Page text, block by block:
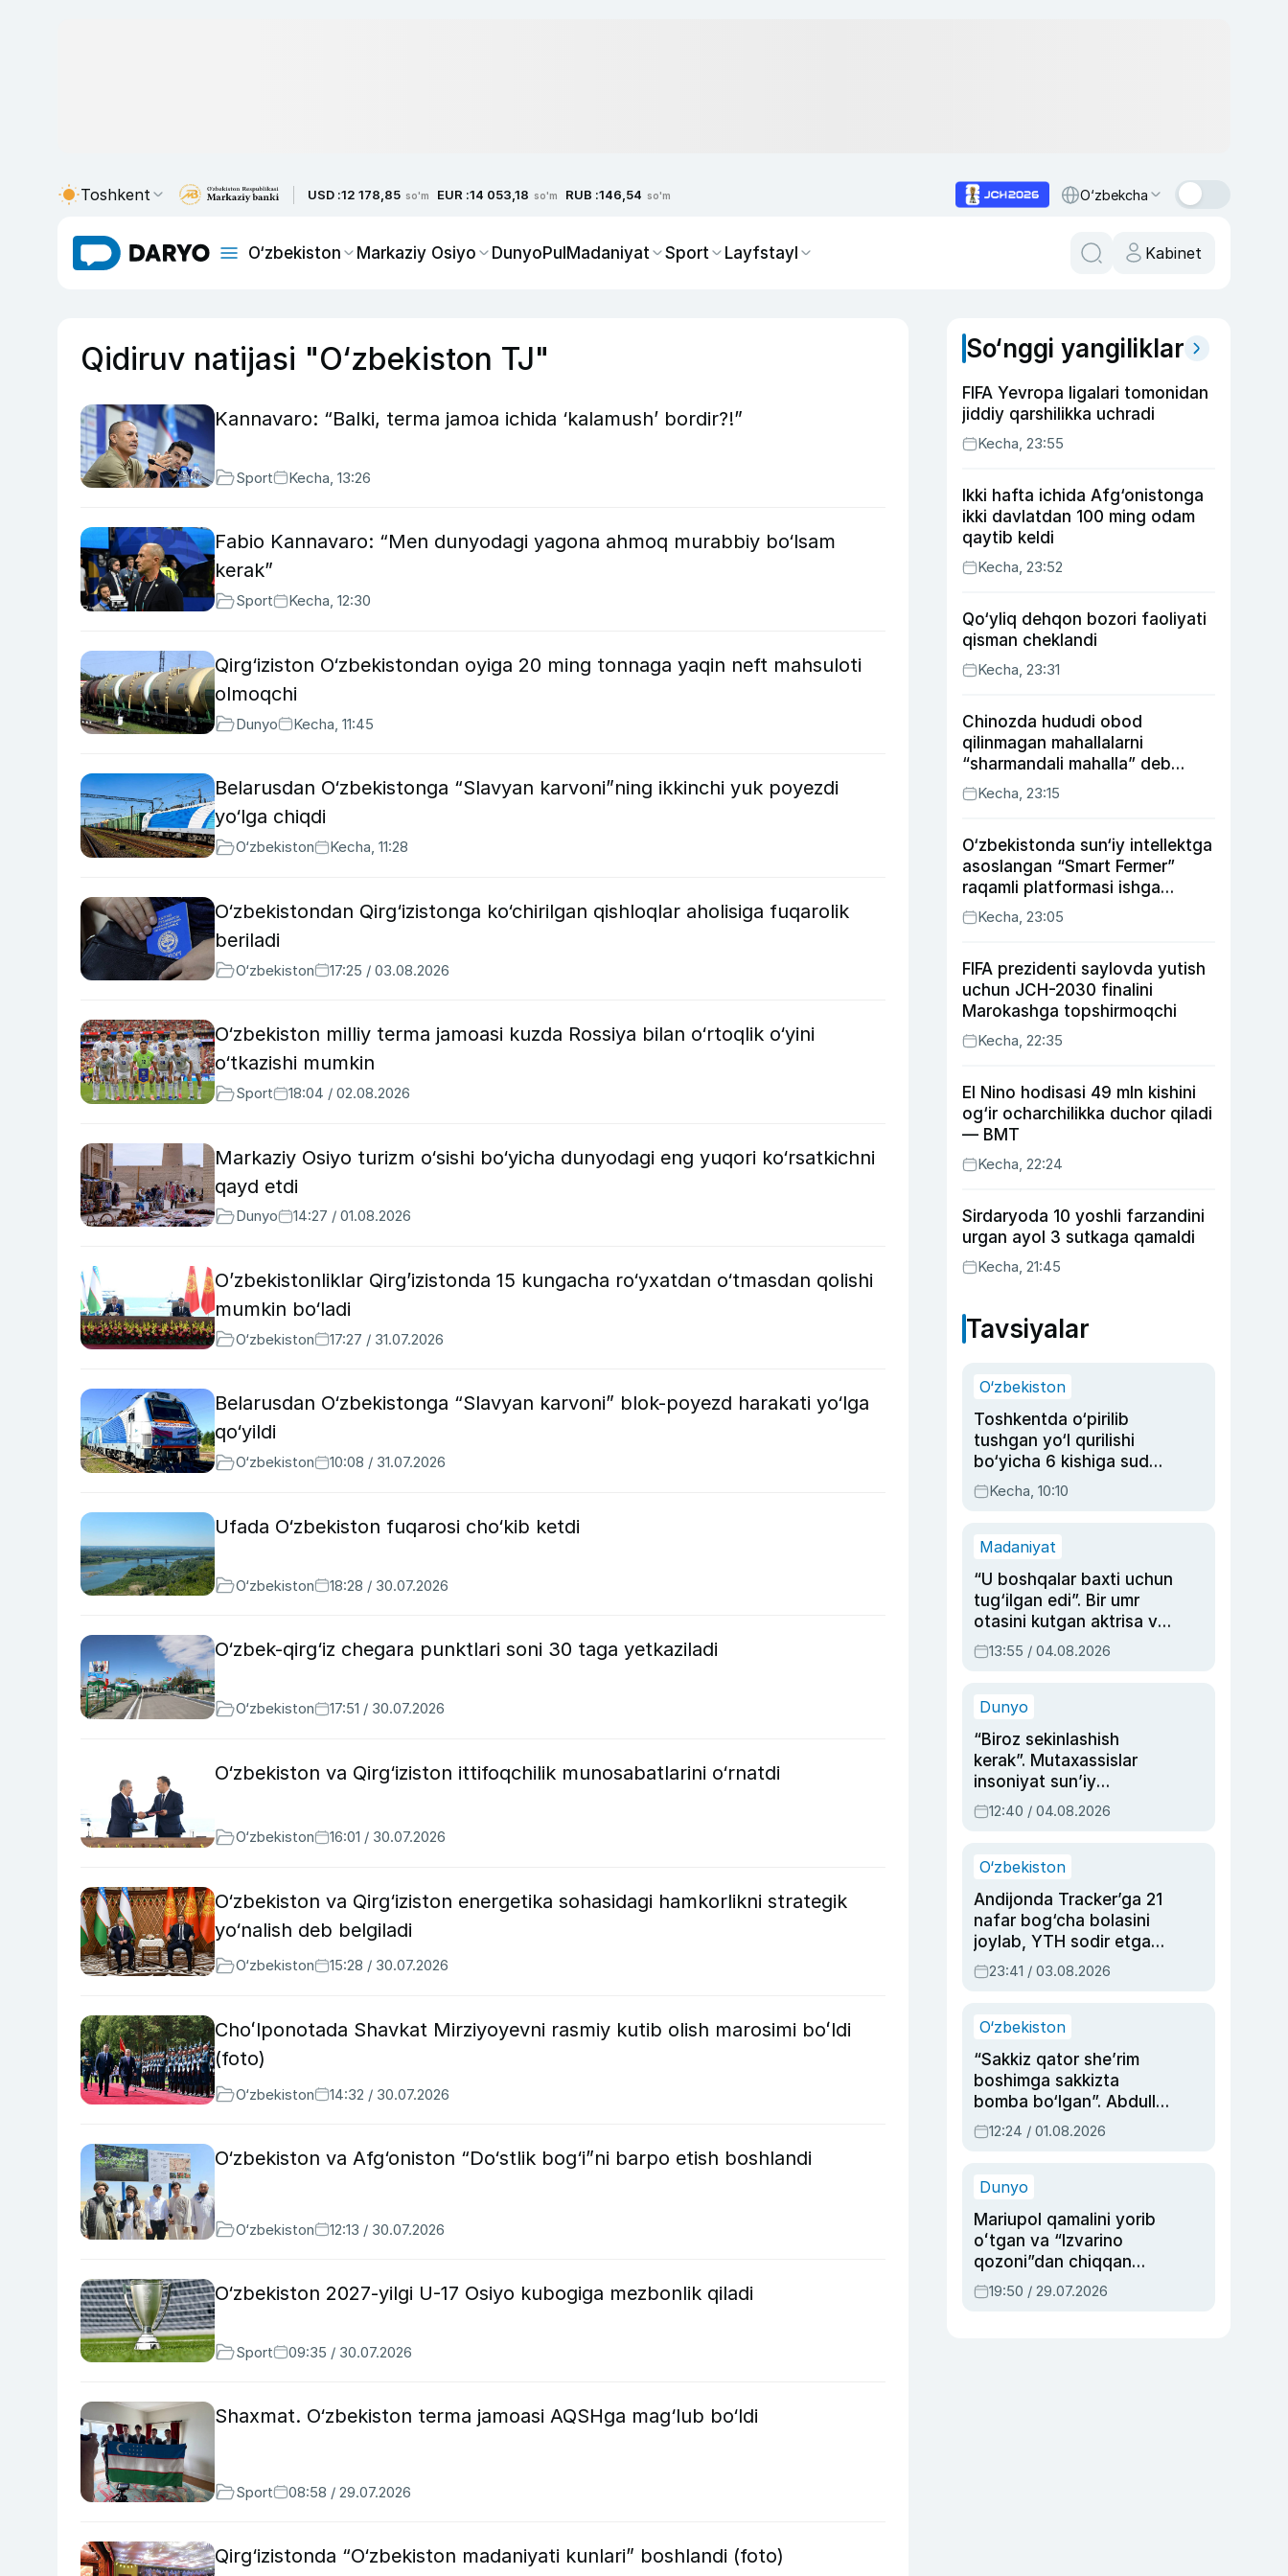
Toshkent USD :12 178,85 so'm EUR :14 053,18 so'm RUB :146,54 so'm O‘zbekcha
O‘zbekiston Markaziy Osiyo DunyoPulMadaniyat Sport Layfstayl Kabinet
Qidiruv natijasi "O‘zbekiston TJ"
Kannavaro: “Balki, terma jamoa ichida ‘kalamush’ bordir?!”
Sport Kecha, 13:26
Fabio Kannavaro: “Men dunyodagi yagona ahmoq murabbiy bo‘lsam
kerak”
Sport Kecha, 12:30
Qirg‘iziston O‘zbekistondan oyiga 20 ming tonnaga yaqin neft mahsuloti
olmoqchi
Dunyo Kecha, 11:45
Belarusdan O‘zbekistonga “Slavyan karvoni”ning ikkinchi yuk poyezdi
yo‘lga chiqdi
O‘zbekiston Kecha, 11:28
O‘zbekistondan Qirg‘izistonga ko‘chirilgan qishloqlar aholisiga fuqarolik
beriladi
O‘zbekiston 17:25 / 03.08.2026
O‘zbekiston milliy terma jamoasi kuzda Rossiya bilan o‘rtoqlik o‘yini
o‘tkazishi mumkin
Sport 18:04 / 02.08.2026
Markaziy Osiyo turizm o‘sishi bo‘yicha dunyodagi eng yuqori ko‘rsatkichni
qayd etdi
Dunyo 14:27 / 01.08.2026
O’zbekistonliklar Qirg’izistonda 15 kungacha ro‘yxatdan o‘tmasdan qolishi
mumkin bo‘ladi
O‘zbekiston 17:27 / 31.07.2026
Belarusdan O‘zbekistonga “Slavyan karvoni” blok-poyezd harakati yo‘lga
qo‘yildi
O‘zbekiston 10:08 / 31.07.2026
Ufada O‘zbekiston fuqarosi cho‘kib ketdi
O‘zbekiston 18:28 / 30.07.2026
O‘zbek-qirg‘iz chegara punktlari soni 30 taga yetkaziladi
O‘zbekiston 17:51 / 30.07.2026
O‘zbekiston va Qirg‘iziston ittifoqchilik munosabatlarini o‘rnatdi
O‘zbekiston 16:01 / 30.07.2026
O‘zbekiston va Qirg‘iziston energetika sohasidagi hamkorlikni strategik
yo‘nalish deb belgiladi
O‘zbekiston 15:28 / 30.07.2026
Choʻlponotada Shavkat Mirziyoyevni rasmiy kutib olish marosimi boʻldi
(foto)
O‘zbekiston 14:32 / 30.07.2026
O‘zbekiston va Afg‘oniston “Do‘stlik bog‘i”ni barpo etish boshlandi
O‘zbekiston 12:13 / 30.07.2026
O‘zbekiston 2027-yilgi U-17 Osiyo kubogiga mezbonlik qiladi
Sport 09:35 / 30.07.2026
Shaxmat. O‘zbekiston terma jamoasi AQSHga mag‘lub bo‘ldi
Sport 08:58 / 29.07.2026
Qirg‘izistonda “O‘zbekiston madaniyati kunlari” boshlandi (foto)
So‘nggi yangiliklar
FIFA Yevropa ligalari tomonidan
jiddiy qarshilikka uchradi
Kecha, 23:55
Ikki hafta ichida Afg‘onistonga
ikki davlatdan 100 ming odam
qaytib keldi
Kecha, 23:52
Qo‘yliq dehqon bozori faoliyati
qisman cheklandi
Kecha, 23:31
Chinozda hududi obod
qilinmagan mahallalarni
“sharmandali mahalla” deb
belgilash boshlandi
Kecha, 23:15
O‘zbekistonda sun‘iy intellektga
asoslangan “Smart Fermer”
raqamli platformasi ishga
tushiriladi
Kecha, 23:05
FIFA prezidenti saylovda yutish
uchun JCH-2030 finalini
Marokashga topshirmoqchi
Kecha, 22:35
El Nino hodisasi 49 mln kishini
og‘ir ocharchilikka duchor qiladi
— BMT
Kecha, 22:24
Sirdaryoda 10 yoshli farzandini
urgan ayol 3 sutkaga qamaldi
Kecha, 21:45
Tavsiyalar
O‘zbekiston
Toshkentda o‘pirilib
tushgan yo‘l qurilishi
bo‘yicha 6 kishiga sud
hukmi o‘qildi
Kecha, 10:10
Madaniyat
“U boshqalar baxti uchun
tug‘ilgan edi”. Bir umr
otasini kutgan aktrisa va
dublyaj ustasi Rimma
Ahmedovaning
13:55 / 04.08.2026
Dunyo
“Biroz sekinlashish
kerak”. Mutaxassislar
insoniyat sun’iy
intellektni boshqara
olmay qolishidan xavotir
12:40 / 04.08.2026
O‘zbekiston
Andijonda Tracker’ga 21
nafar bog‘cha bolasini
joylab, YTH sodir etgan
ayolga sud hukmi o‘qildi
23:41 / 03.08.2026
O‘zbekiston
“Sakkiz qator she’rim
boshimga sakkizta
bomba bo‘lgan”. Abdulla
Oripovni siyosiy
ayblovlardan asrab
12:24 / 01.08.2026
Dunyo
Mariupol qamalini yorib
oʻtgan va “Izvarino
qozoni”dan chiqqan
qahramon — Ukraina
armiyasi bosh
19:50 / 29.07.2026